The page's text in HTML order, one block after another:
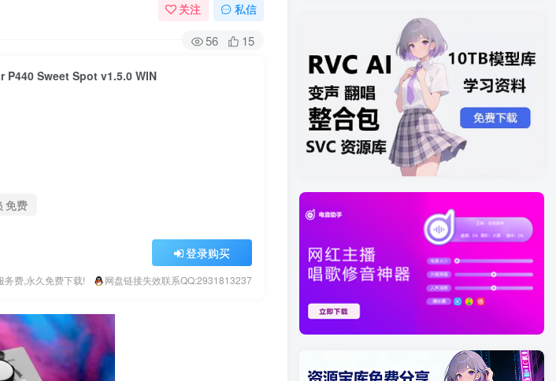
关注 私信
56 15
P440 Sweet Spot v1.5.0 WIN
免费
登录购买
务费,永久免费下载! 网盘链接失效联系QQ:2931813237